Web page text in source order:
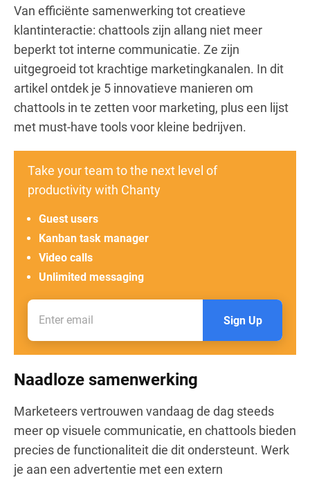
Van efficiënte samenwerking tot creatieve
klantinteractie: chattools zijn allang niet meer
beperkt tot interne communicatie. Ze zijn
uitgegroeid tot krachtige marketingkanalen. In dit
artikel ontdek je 5 innovatieve manieren om
chattools in te zetten voor marketing, plus een lijst
met must-have tools voor kleine bedrijven.
Take your team to the next level of
productivity with Chanty
Unlimited messaging
Video calls
Kanban task manager
Guest users
Sign Up
Naadloze samenwerking
Marketeers vertrouwen vandaag de dag steeds
meer op visuele communicatie, en chattools bieden
precies de functionaliteit die dit ondersteunt. Werk
je aan een advertentie met een extern